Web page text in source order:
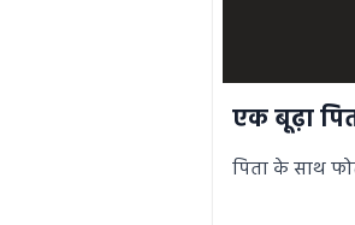
एक बूढ़ा
पिता के साथ